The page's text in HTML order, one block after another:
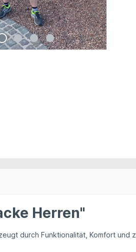
Herren"
durch Funktionalität, Komfort und